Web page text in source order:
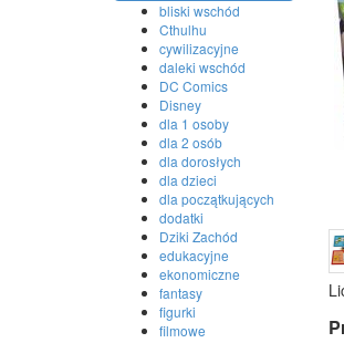
bliski wschód
Cthulhu
cywilizacyjne
daleki wschód
DC Comics
Disney
dla 1 osoby
dla 2 osób
dla dorosłych
dla dzieci
dla początkujących
dodatki
Dziki Zachód
edukacyjne
ekonomiczne
fantasy
figurki
filmowe